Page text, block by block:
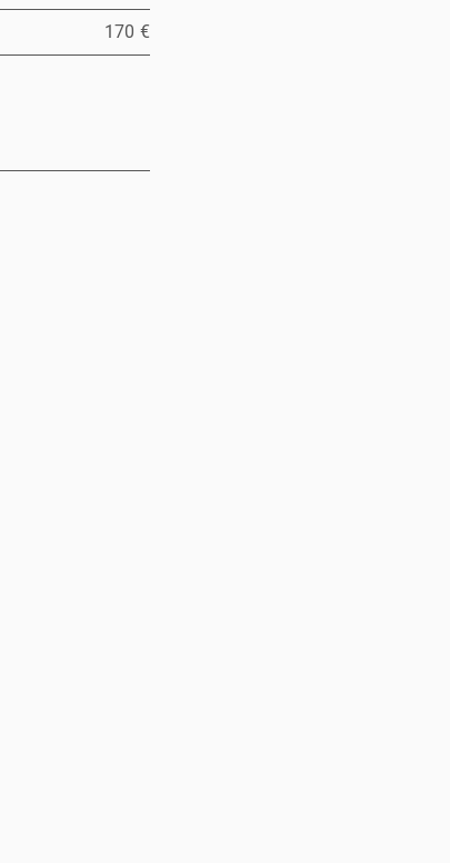
170 €